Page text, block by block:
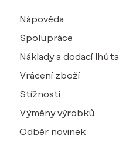
Nápověda
Spolupráce
Náklady a dodací lhůta
Vrácení zboží
Stížnosti
Výměny výrobků
Odběr novinek